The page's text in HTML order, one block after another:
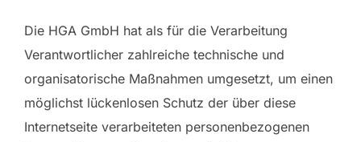
Die HGA GmbH hat als für die Verarbeitung
Verantwortlicher zahlreiche technische und
organisatorische Maßnahmen umgesetzt, um einen
möglichst lückenlosen Schutz der über diese
Internetseite verarbeiteten personenbezogenen